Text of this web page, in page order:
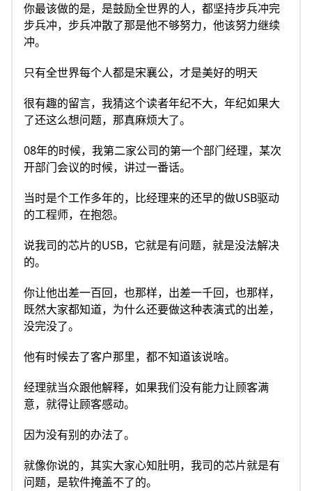
你最该做的是，是鼓励全世界的人，都坚持步兵冲完
步兵冲，步兵冲散了那是他不够努力，他该努力继续
冲。
只有全世界每个人都是宋襄公，才是美好的明天
很有趣的留言，我猜这个读者年纪不大，年纪如果大
了还这么想问题，那真麻烦大了。
08年的时候，我第二家公司的第一个部门经理，某次
开部门会议的时候，讲过一番话。
当时是个工作多年的，比经理来的还早的做USB驱动
的工程师，在抱怨。
说我司的芯片的USB，它就是有问题，就是没法解决
的。
你让他出差一百回，也那样，出差一千回，也那样，
既然大家都知道，为什么还要做这种表演式的出差，
没完没了。
他有时候去了客户那里，都不知道该说啥。
经理就当众跟他解释，如果我们没有能力让顾客满
意，就得让顾客感动。
因为没有别的办法了。
就像你说的，其实大家心知肚明，我司的芯片就是有
问题，是软件掩盖不了的。